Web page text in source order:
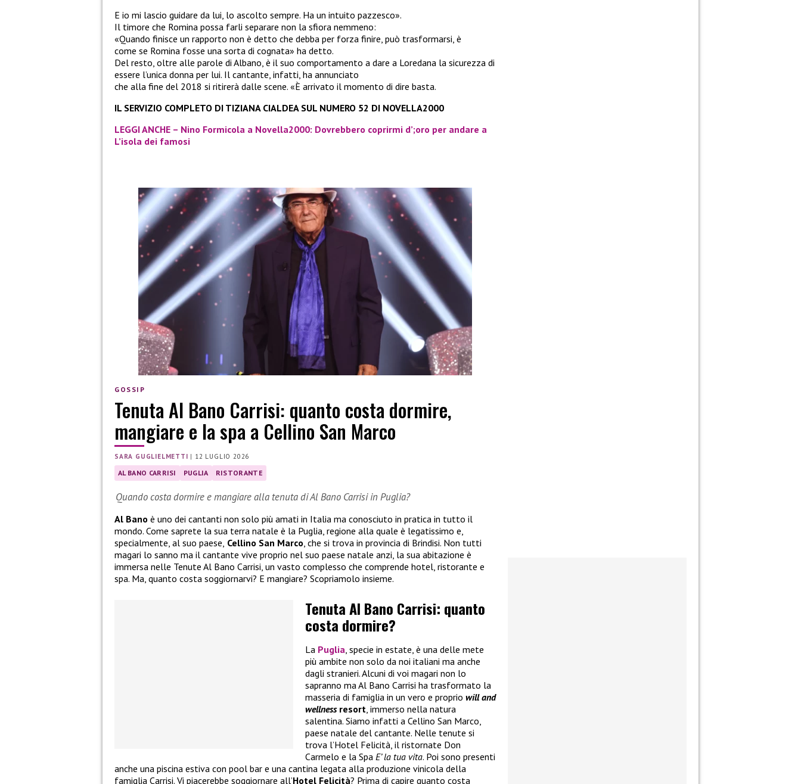
E io mi lascio guidare da lui, lo ascolto sempre. Ha un intuito pazzesco».
Il timore che Romina possa farli separare non la sfiora nemmeno:
«Quando finisce un rapporto non è detto che debba per forza finire, può trasformarsi, è
come se Romina fosse una sorta di cognata» ha detto.
Del resto, oltre alle parole di Albano, è il suo comportamento a dare a Loredana la sicurezza di
essere l’unica donna per lui. Il cantante, infatti, ha annunciato
che alla fine del 2018 si ritirerà dalle scene. «È arrivato il momento di dire basta.
IL SERVIZIO COMPLETO DI TIZIANA CIALDEA SUL NUMERO 52 DI NOVELLA2000
LEGGI ANCHE – Nino Formicola a Novella2000: Dovrebbero coprirmi d’;oro per andare a
L’isola dei famosi
GOSSIP
Tenuta Al Bano Carrisi: quanto costa dormire,
mangiare e la spa a Cellino San Marco
SARA GUGLIELMETTI | 12 LUGLIO 2026
AL BANO CARRISI PUGLIA RISTORANTE
Quando costa dormire e mangiare alla tenuta di Al Bano Carrisi in Puglia?
Al Bano è uno dei cantanti non solo più amati in Italia ma conosciuto in pratica in tutto il
mondo. Come saprete la sua terra natale è la Puglia, regione alla quale è legatissimo e,
specialmente, al suo paese, Cellino San Marco , che si trova in provincia di Brindisi. Non tutti
magari lo sanno ma il cantante vive proprio nel suo paese natale anzi, la sua abitazione è
immersa nelle Tenute Al Bano Carrisi, un vasto complesso che comprende hotel, ristorante e
spa. Ma, quanto costa soggiornarvi? E mangiare? Scopriamolo insieme.
Tenuta Al Bano Carrisi: quanto
costa dormire?
La Puglia , specie in estate, è una delle mete
più ambite non solo da noi italiani ma anche
dagli stranieri. Alcuni di voi magari non lo
sapranno ma Al Bano Carrisi ha trasformato la
masseria di famiglia in un vero e proprio will and
wellnessresort , immerso nella natura
salentina. Siamo infatti a Cellino San Marco,
paese natale del cantante. Nelle tenute si
trova l’Hotel Felicità, il ristornate Don
Carmelo e la Spa E’ la tua vita. Poi sono presenti
anche una piscina estiva con pool bar e una cantina legata alla produzione vinicola della
famiglia Carrisi. Vi piacerebbe soggiornare all’Hotel Felicità? Prima di capire quanto costa